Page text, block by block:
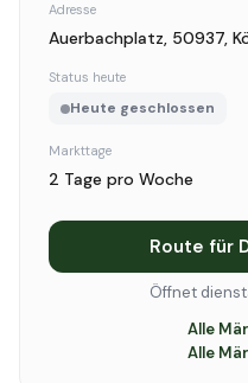
Adresse
Auerbachplatz, 50937,
Status heute
Heute geschlossen
Markttage
2 Tage pro Woche
Route für
Öffnet
Alle
Alle